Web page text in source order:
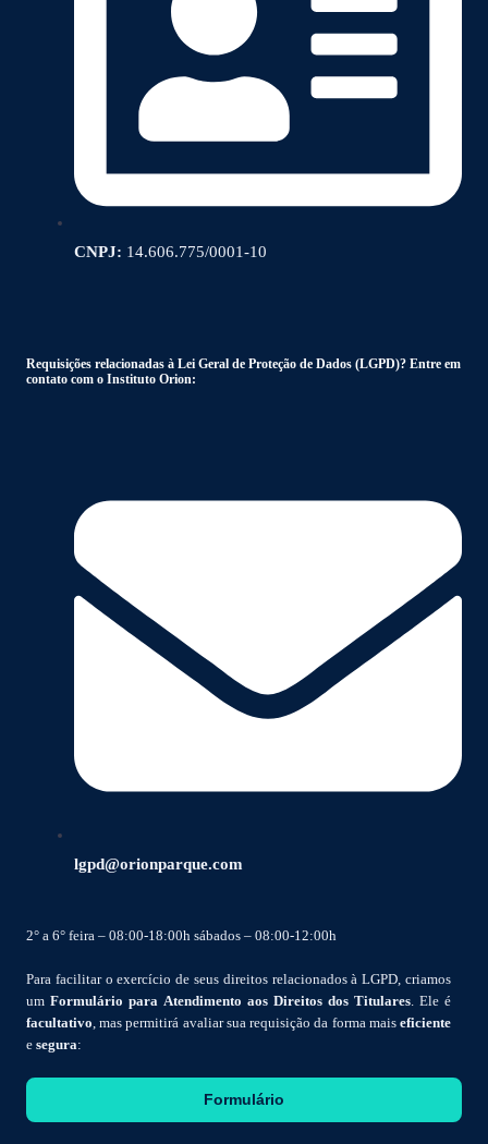
CNPJ: 14.606.775/0001-10
Requisições relacionadas à Lei Geral de Proteção de Dados (LGPD)? Entre em
contato com o Instituto Orion:
lgpd@orionparque.com
2° a 6° feira – 08:00-18:00h sábados – 08:00-12:00h
Para facilitar o exercício de seus direitos relacionados à LGPD, criamos
um Formulário para Atendimento aos Direitos dos Titulares. Ele é
facultativo, mas permitirá avaliar sua requisição da forma mais eficiente
e segura:
Formulário